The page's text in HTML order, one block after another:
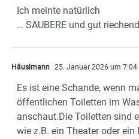
Ich meinte natürlich
… SAUBERE und gut
Häuslmann 25. Januar 2026 um 7:04
Es ist eine Schande, wenn
öffentlichen Toiletten im
anschaut.Die Toiletten sind
wie z.B. ein Theater oder